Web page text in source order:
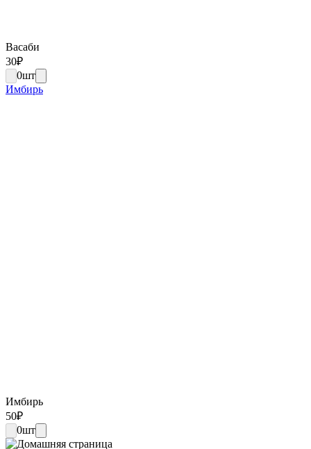
Васаби
30₽
0шт
Имбирь
Имбирь
50₽
0шт